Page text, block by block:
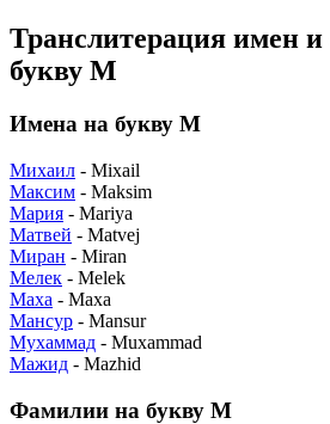
Транслитерация имен
букву М
Имена на букву М
Михаил - Mixail
Максим - Maksim
Мария - Mariya
Матвей - Matvej
Миран - Miran
Мелек - Melek
Маха - Maxa
Мансур - Mansur
Мухаммад - Muxammad
Мажид - Mazhid
Фамилии на букву М